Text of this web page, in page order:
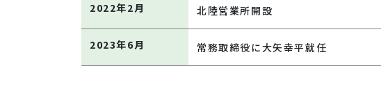
2022年2月 北陸営業所開設
2023年6月 常務取締役に大矢幸平就任